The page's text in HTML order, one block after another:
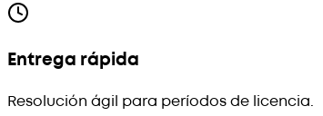
Entrega rápida
Resolución ágil para períodos de licencia.